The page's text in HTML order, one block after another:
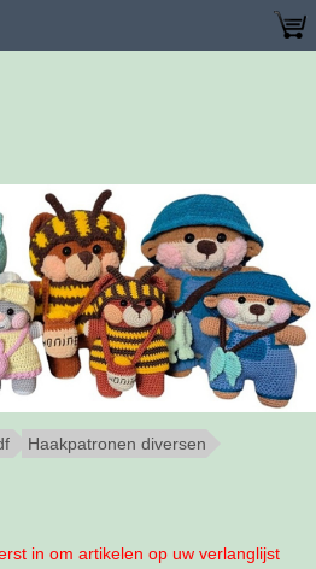
Haakpatronen diversen
in om artikelen op uw verlanglijst